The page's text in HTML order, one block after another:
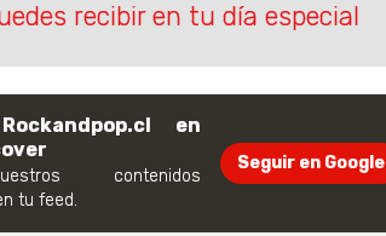
recibir en tu día especial
en
contenidos
tu feed.
Seguir en Google